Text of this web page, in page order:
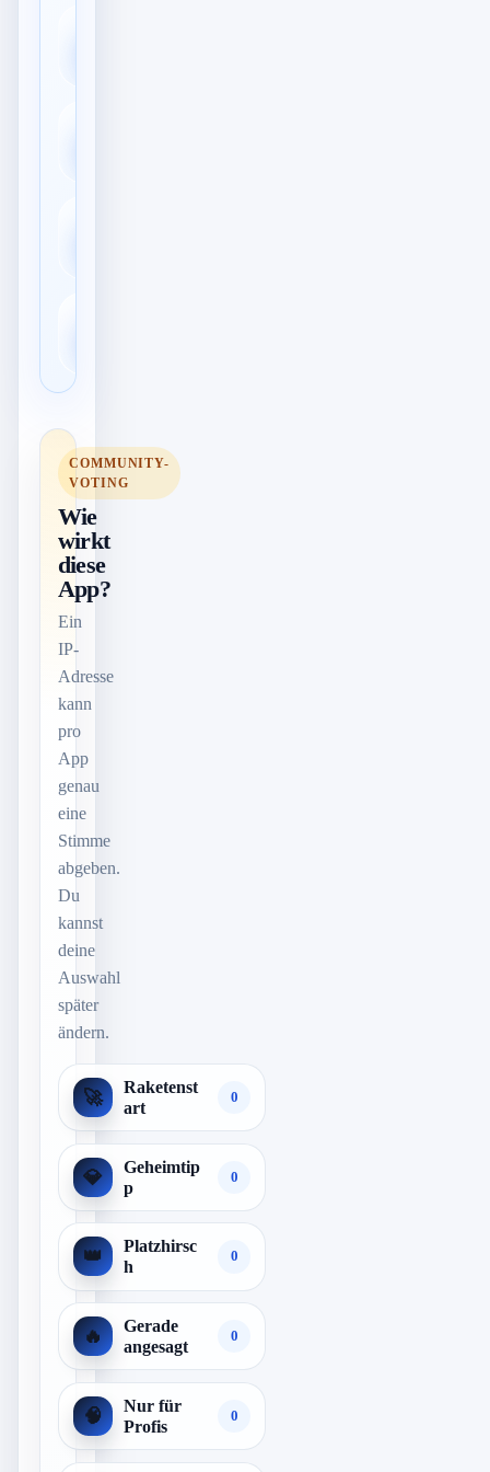
COMMUNITY-
VOTING
Wie
wirkt
diese
App?
Ein
IP-
Adresse
kann
pro
App
genau
eine
Stimme
abgeben.
Du
kannst
deine
Auswahl
später
ändern.
🚀
Raketenst
art
0
💎
Geheimtip
p
0
👑
Platzhirsc
h
0
🔥
Gerade
angesagt
0
🧠
Nur für
Profis
0